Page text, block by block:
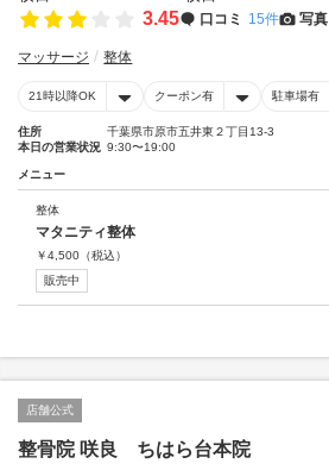
3.45 口コミ 15件 写真
マッサージ 整体
21時以降OK クーポン有 駐車場有
住所
千葉県市原市五井東２丁目13-3
本日の営業状況 9:30〜19:00
メニュー
整体
マタニティ整体
￥4,500 （税込）
販売中
店舗公式
整骨院 咲良 ちはら台本院